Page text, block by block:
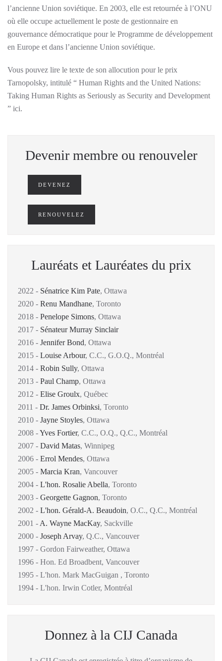
l’ancienne Union soviétique. En 2003, elle est retournée à l’ONU
où elle occupe actuellement le poste de gestionnaire en
gouvernance démocratique pour le Programme de développement
en Europe et dans l’ancienne Union soviétique.
Vous pouvez lire le texte de son allocution pour le prix
Tarnopolsky, intitulé “ Human Rights and the United Nations:
Taking Human Rights as Seriously as Security and Development
” ici.
Devenir membre ou renouveler
DEVENEZ
RENOUVELEZ
Lauréats et Lauréates du prix
2022 - Sénatrice Kim Pate, Ottawa
2020 - Renu Mandhane, Toronto
2018 - Penelope Simons, Ottawa
2017 - Sénateur Murray Sinclair
2016 - Jennifer Bond, Ottawa
2015 - Louise Arbour, C.C., G.O.Q., Montréal
2014 - Robin Sully, Ottawa
2013 - Paul Champ, Ottawa
2012 - Elise Groulx, Québec
2011 - Dr. James Orbinksi, Toronto
2010 - Jayne Stoyles, Ottawa
2008 -Yves Fortier, C.C., O.Q., Q.C., Montréal
2007 - David Matas, Winnipeg
2006 - Errol Mendes, Ottawa
2005 - Marcia Kran, Vancouver
2004 - L'hon. Rosalie Abella, Toronto
2003 - Georgette Gagnon, Toronto
2002 - L'hon. Gérald-A. Beaudoin, O.C., Q.C., Montréal
2001 - A. Wayne MacKay, Sackville
2000 - Joseph Arvay, Q.C., Vancouver
1997 - Gordon Fairweather, Ottawa
1996 - Hon. Ed Broadbent, Vancouver
1995 - L'hon. Mark MacGuigan , Toronto
1994 - L'hon. Irwin Cotler, Montréal
Donnez à la CIJ Canada